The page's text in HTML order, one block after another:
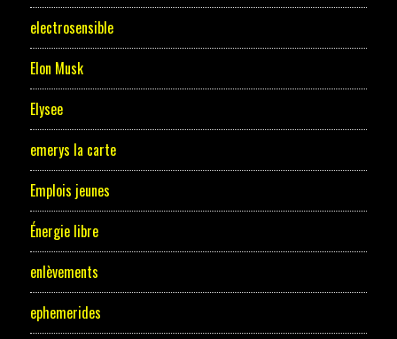
electrosensible
Elon Musk
Elysee
emerys la carte
Emplois jeunes
Énergie libre
enlèvements
ephemerides